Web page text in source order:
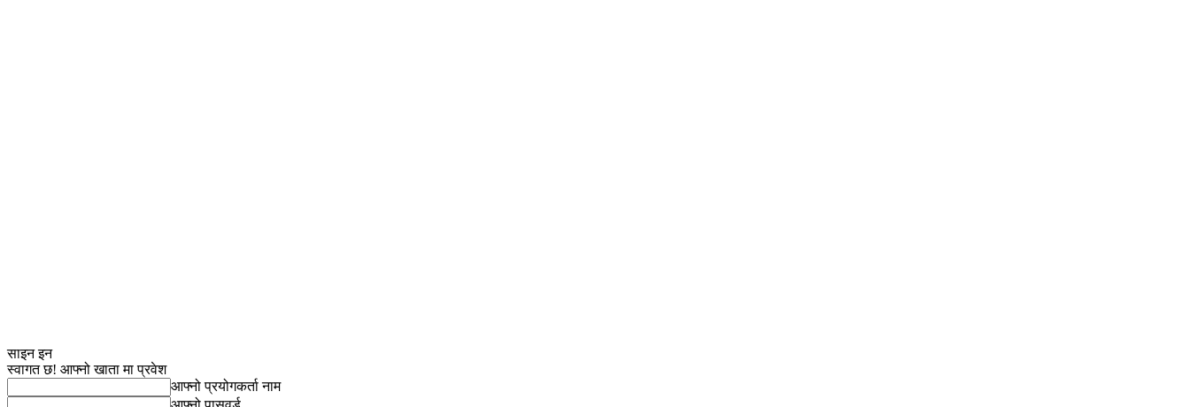
साइन इन
स्वागत छ! आफ्नो खाता मा प्रवेश
आफ्नो प्रयोगकर्ता नाम